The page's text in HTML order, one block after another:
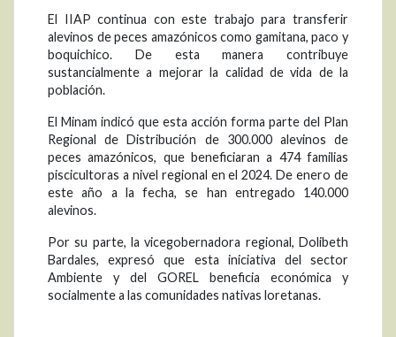
El IIAP continua con este trabajo para transferir
alevinos de peces amazónicos como gamitana, paco y
boquichico. De esta manera contribuye
sustancialmente a mejorar la calidad de vida de la
población.
El Minam indicó que esta acción forma parte del Plan
Regional de Distribución de 300.000 alevinos de
peces amazónicos, que beneficiaran a 474 familias
piscicultoras a nivel regional en el 2024. De enero de
este año a la fecha, se han entregado 140.000
alevinos.
Por su parte, la vicegobernadora regional, Dolibeth
Bardales, expresó que esta iniciativa del sector
Ambiente y del GOREL beneficia económica y
socialmente a las comunidades nativas loretanas.